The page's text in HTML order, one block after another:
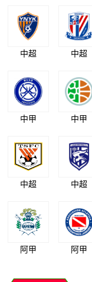
中超 中超
中甲 中甲
中超 中超
阿甲 阿甲